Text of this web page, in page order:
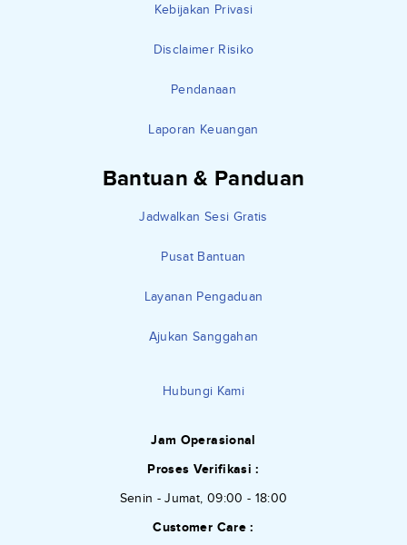
Kebijakan Privasi
Disclaimer Risiko
Pendanaan
Laporan Keuangan
Bantuan & Panduan
Jadwalkan Sesi Gratis
Pusat Bantuan
Layanan Pengaduan
Ajukan Sanggahan
Hubungi Kami
Jam Operasional
Proses Verifikasi :
Senin - Jumat, 09:00 - 18:00
Customer Care :